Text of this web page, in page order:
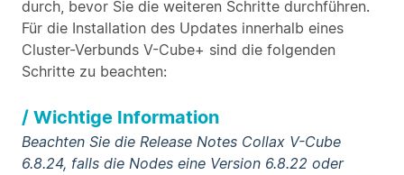
durch, bevor Sie die weiteren Schritte durchführen.
Für die Installation des Updates innerhalb eines
Cluster-Verbunds V-Cube+ sind die folgenden
Schritte zu beachten:
/ Wichtige Information
Beachten Sie die Release Notes Collax V-Cube
6.8.24, falls die Nodes eine Version 6.8.22 oder